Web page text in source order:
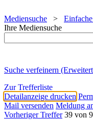
Mediensuche >
Ihre Mediensuche
Suche verfeinern
Zur Trefferliste
Detailanzeige drucken
Mail versenden Meldung
Vorheriger Treffer 39 von